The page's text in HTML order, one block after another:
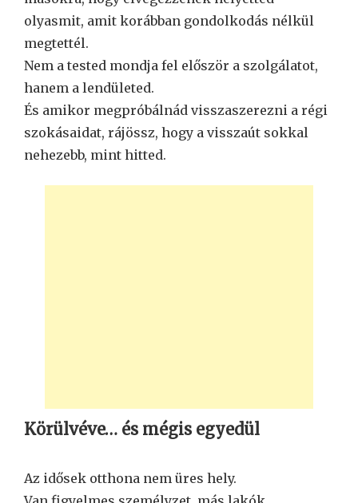
olyasmit, amit korábban gondolkodás nélkül
megtettél.
Nem a tested mondja fel először a szolgálatot,
hanem a lendületed.
És amikor megpróbálnád visszaszerezni a régi
szokásaidat, rájössz, hogy a visszaút sokkal
nehezebb, mint hitted.
Körülvéve… és mégis egyedül
Az idősek otthona nem üres hely.